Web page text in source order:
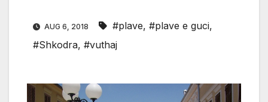
AUG 6, 2018 #plave, #plave e guci,
#Shkodra, #vuthaj